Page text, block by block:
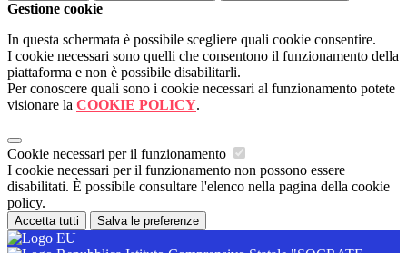
Gestione cookie
In questa schermata è possibile scegliere quali cookie consentire.
I cookie necessari sono quelli che consentono il funzionamento della
piattaforma e non è possibile disabilitarli.
Per conoscere quali sono i cookie necessari al funzionamento potete
visionare la COOKIE POLICY.
Cookie necessari per il funzionamento
I cookie necessari per il funzionamento non possono essere
disabilitati. È possibile consultare l'elenco nella pagina della cookie
policy.
Accetta tutti Salva le preferenze